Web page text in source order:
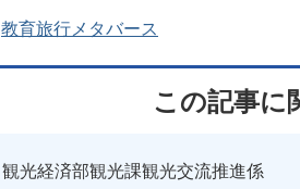
教育旅行メタバース
この記事に
観光経済部観光課観光交流推進係